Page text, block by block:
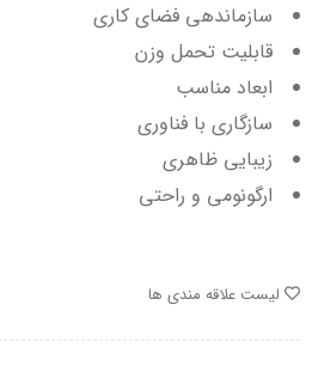
سازماندهی فضای کاری
قابلیت تحمل وزن
ابعاد مناسب
سازگاری با فناوری
زیبایی ظاهری
ارگونومی و راحتی
لیست علاقه مندی ها